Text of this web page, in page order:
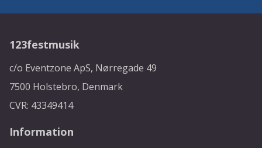
123festmusik
c/o Eventzone ApS, Nørregade 49
7500 Holstebro, Denmark
CVR: 43349414
Information